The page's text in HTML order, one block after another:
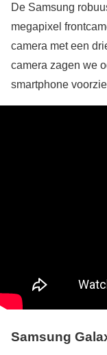
De Samsung
megapixel
camera met een
camera zagen we
smartphone
Samsung